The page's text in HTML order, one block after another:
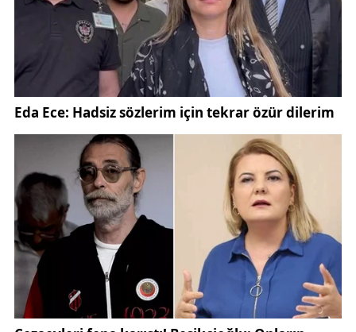
yaşanan gerginliğin nedenini belirlemek için çalışma
Yetkililer, olayla ilgili delil toplama çalışmalarını
sürdürürken, görgü tanıklarının ifadelerine de
başvurulduğu öğrenildi. Güvenlik güçlerinin olayın
tüm yönleriyle aydınlatılması amacıyla kapsamlı bir
soruşturma yürüttüğü belirtildi.
Kentte yaşanan olay, son dönemde kamuoyunun
yakından takip ettiği asayiş gelişmeleri arasında yer
aldı. Sivas’ta meydana gelen olaylar ve güvenlik
gelişmelerine ilişkin güncel haberler için
gundemsivas.com üzerindeki asayiş haberleri ve
Sivas gündemi içerikleri takip edilebiliyor.